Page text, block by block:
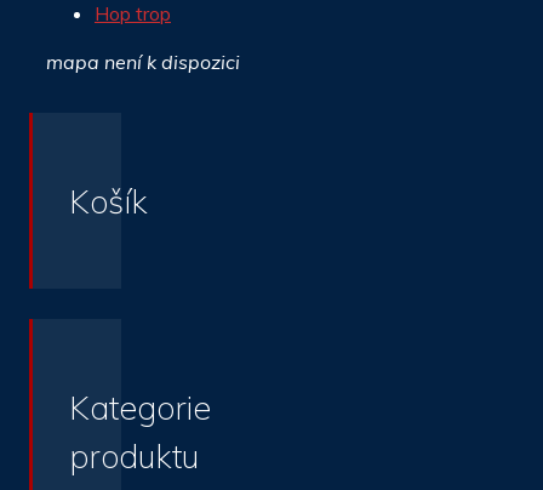
Hop trop
mapa není k dispozici
Košík
Kategorie
produktu